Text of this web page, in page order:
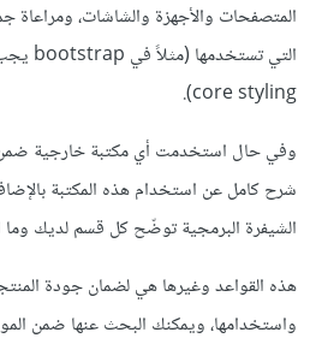
المتصفحات والأجهزة والشاشات، ومراعاة
core styling).
شرح كامل عن استخدام هذه المكتبة
الشيفرة البرمجية توضّح كل قسم لديك وما
هذه القواعد وغيرها هي لضمان جودة
واستخدامها، ويمكنك البحث عنها ضمن